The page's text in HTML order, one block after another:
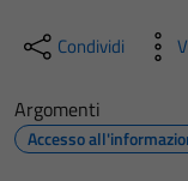
Condividi
Argomenti
Accesso